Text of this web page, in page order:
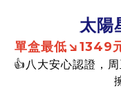
太陽
單盒最低↘1349
👍八大安心認證，